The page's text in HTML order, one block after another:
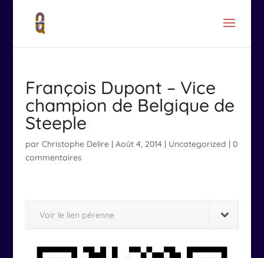
François Dupont – Vice
champion de Belgique de
Steeple
par Christophe Delire| Août 4, 2014| Uncategorized | 0
commentaires
Voir le lien pérenne